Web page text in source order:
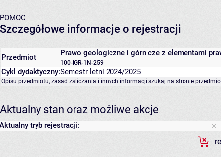
POMOC
Szczegółowe informacje o rejestracji
Przedmiot: Prawo geologiczne i górnicze z elementami
100-IGR-1N-259
Cykl dydaktyczny:Semestr letni 2024/2025
Opisu przedmiotu, zasad zaliczania i innych informacji szukaj na stronie
Aktualny stan oraz możliwe akcje
Aktualny tryb rejestracji: